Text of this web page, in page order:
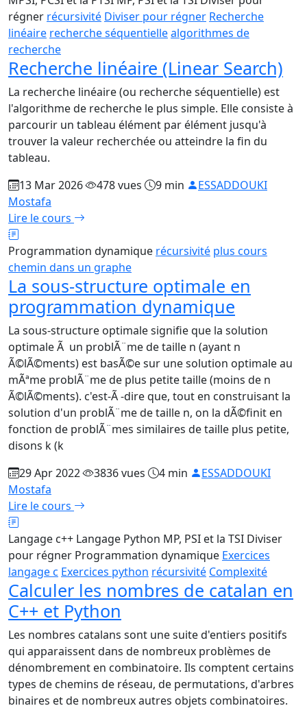
régner récursivité Diviser pour régner Recherche
linéaire recherche séquentiellealgorithmes de
recherche
Recherche linéaire (Linear Search)
La recherche linéaire (ou recherche séquentielle) est
l'algorithme de recherche le plus simple. Elle consiste à
parcourir un tableau élément par élément jusqu'à
trouver la valeur recherchée ou atteindre la fin du
tableau.
13 Mar 2026
478 vues 9 min
ESSADDOUKI
Mostafa
Lire le cours
Programmation dynamique récursivité plus cours
chemin dans un graphe
La sous-structure optimale en
programmation dynamique
La sous-structure optimale signifie que la solution
optimale Ã un problÃ¨me de taille n (ayant n
Ã©lÃ©ments) est basÃ©e sur une solution optimale au
mÃªme problÃ¨me de plus petite taille (moins de n
Ã©lÃ©ments). c'est-Ã -dire que, tout en construisant la
solution d'un problÃ¨me de taille n, on la dÃ©finit en
fonction de problÃ¨mes similaires de taille plus petite,
disons k (k
29 Apr 2022
3836 vues 4 min
ESSADDOUKI
Mostafa
Lire le cours
Langage c++ Langage Python MP, PSI et la TSI Diviser
pour régner Programmation dynamique Exercices
langage c Exercices python récursivité Complexité
Calculer les nombres de catalan en
C++ et Python
Les nombres catalans sont une suite d'entiers positifs
qui apparaissent dans de nombreux problèmes de
dénombrement en combinatoire. Ils comptent certains
types de chemins de réseau, de permutations, d'arbres
binaires et de nombreux autres objets combinatoires.